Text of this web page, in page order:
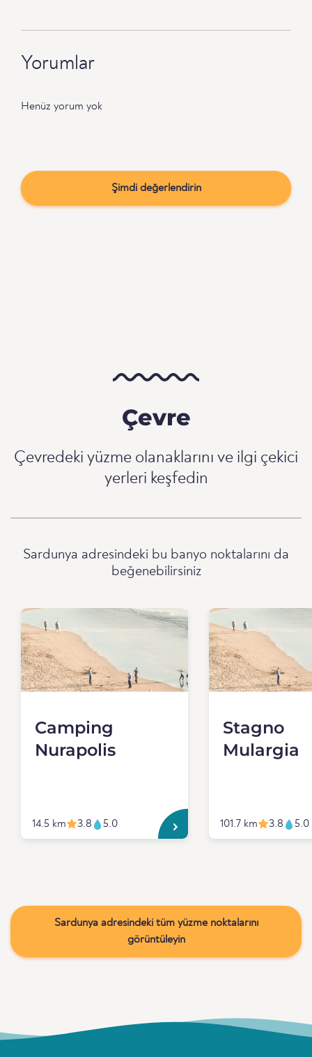
Yorumlar
Henüz yorum yok
Şimdi değerlendirin
Çevre
Çevredeki yüzme olanaklarını ve ilgi çekici
yerleri keşfedin
Sardunya adresindeki bu banyo noktalarını da
beğenebilirsiniz
Camping
Nurapolis
14.5 km 3.8 5.0
Stagno
Mulargia
101.7 km 3.8 5.0
Sardunya adresindeki tüm yüzme noktalarını
görüntüleyin